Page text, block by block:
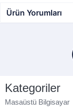
Ürün Yorumları
Kategoriler
Masaüstü Bilgisayar